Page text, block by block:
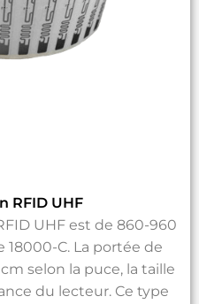
RFID UHF
UHF est de 860-960
18000-C. La portée de
selon la puce, la taille
du lecteur. Ce type